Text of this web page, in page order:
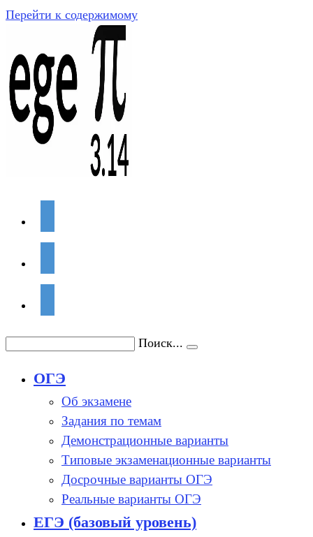
Перейти к содержимому
Поиск...
ОГЭ
Об экзамене
Задания по темам
Демонстрационные варианты
Типовые экзаменационные варианты
Досрочные варианты ОГЭ
Реальные варианты ОГЭ
ЕГЭ (базовый уровень)